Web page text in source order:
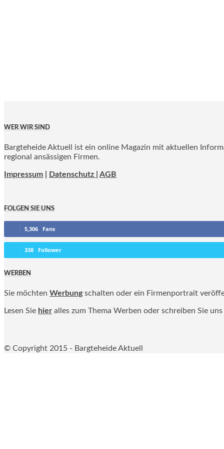
WER WIR SIND
Bargteheide Aktuell ist ein online Magazin mit aktuellen
regional ansässigen Firmen.
Impressum Datenschutz | AGB
FOLGEN SIE UNS
5,306 Fans
338 Follower
WERBEN
Sie möchten Werbung schalten oder ein Firmenportrait
Lesen Sie hier alles zum Thema Werben oder schreiben Sie
© Copyright 2015 - Bargteheide Aktuell